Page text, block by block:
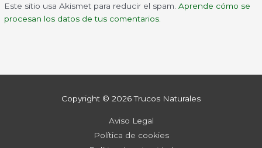
Este sitio usa Akismet para reducir el spam.Aprende cómo se
procesan los datos de tus comentarios.
Copyright © 2026Trucos Naturales
Aviso Legal
Política de cookies